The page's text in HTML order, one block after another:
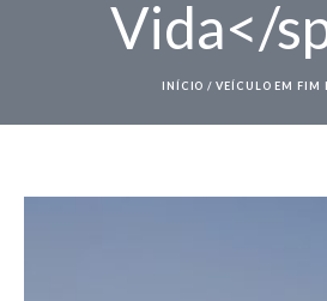
Vida</
INÍCIO /VEÍCULO EM FIM